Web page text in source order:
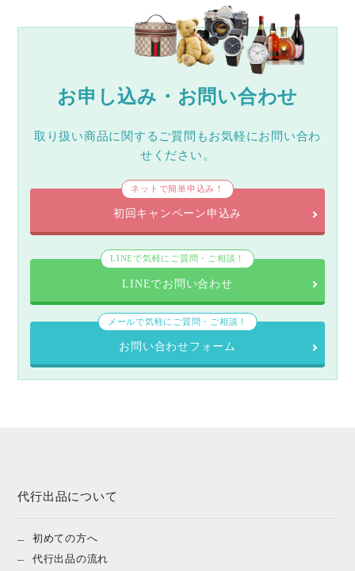
お申し込み・お問い合わせ
取り扱い商品に関するご質問もお気軽にお問い合わ
せください。
ネットで簡単申込み！
初回キャンペーン申込み
LINEで気軽にご質問・ご相談！
LINEでお問い合わせ
メールで気軽にご質問・ご相談！
お問い合わせフォーム
代行出品について
初めての方へ
代行出品の流れ